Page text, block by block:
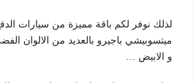
ميتسوبيشي باجيرو بالعديد من الالوان
و الابيض …